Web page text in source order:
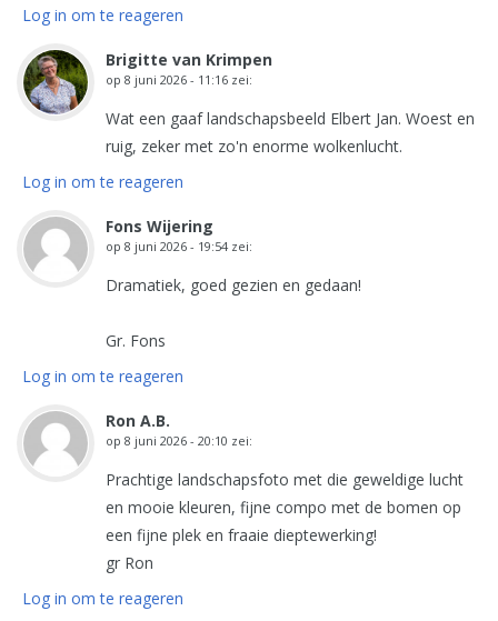
Log in om te reageren
Brigitte van Krimpen
op 8 juni 2026 - 11:16 zei:
Wat een gaaf landschapsbeeld Elbert Jan. Woest en
ruig, zeker met zo'n enorme wolkenlucht.
Log in om te reageren
Fons Wijering
op 8 juni 2026 - 19:54 zei:
Dramatiek, goed gezien en gedaan!
Gr. Fons
Log in om te reageren
Ron A.B.
op 8 juni 2026 - 20:10 zei:
Prachtige landschapsfoto met die geweldige lucht
en mooie kleuren, fijne compo met de bomen op
een fijne plek en fraaie dieptewerking!
gr Ron
Log in om te reageren